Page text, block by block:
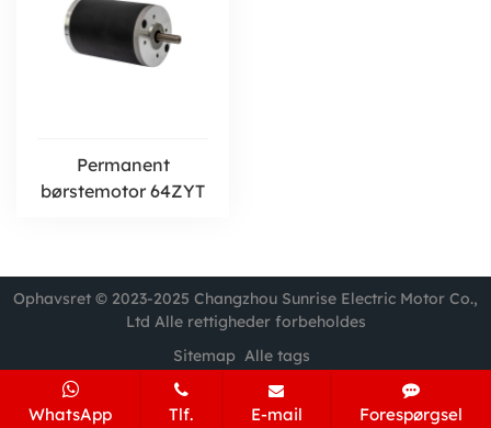
Permanent
børstemotor 64ZYT
Ophavsret © 2023-2025 Changzhou Sunrise Electric Motor Co.,
Ltd Alle rettigheder forbeholdes
Sitemap Alle tags
Tlf. E-mail Forespørgsel
WhatsApp